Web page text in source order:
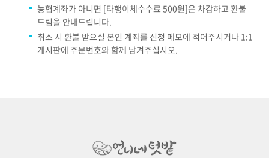
농협계좌가 아니면 [타행이체수수료 500원]은 차감하고 환불
드림을 안내드립니다.
취소 시 환불 받으실 본인 계좌를 신청 메모에 적어주시거나 1:1
게시판에 주문번호와 함께 남겨주십시오.